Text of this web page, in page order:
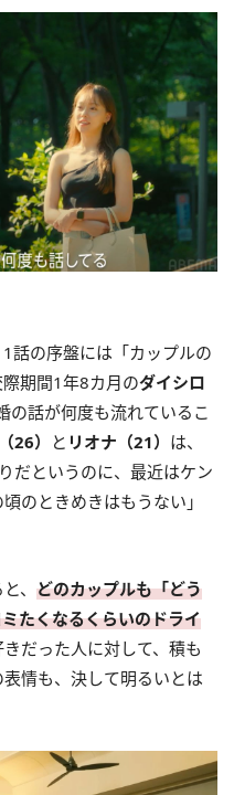
話の序盤には「カップルの
期間1年8カ月のダイシロ
の話が何度も流れているこ
26） と リオナ（21） は、
だというのに、最近はケン
のときめきはもうない」
、 どのカップルも「どう
たくなるくらいのドライ
だった人に対して、積も
情も、決して明るいとは